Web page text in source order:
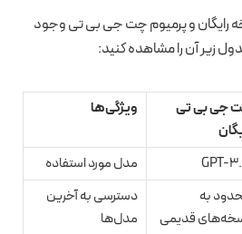
رایگان و پرمیوم چت جی بی تی وجود
زیر آن را مشاهده کنید:
جی بی تی
ویژگی‌ها
GPT-
مدل مورد استفاده
به
قدیمی
دسترسی به آخرین
مدل‌ها